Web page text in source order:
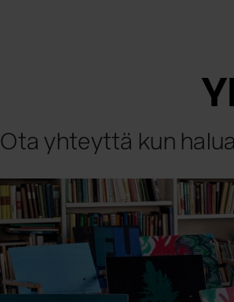
Ota yhteyttä kun